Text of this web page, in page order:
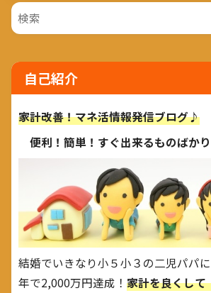
自己紹介
家計改善！マネ活情報発信ブログ♪
便利！簡単！すぐ出来るものばかり
結婚でいきなり小５小３の二児パパ
年で2,000万円達成！ 家計を良くして